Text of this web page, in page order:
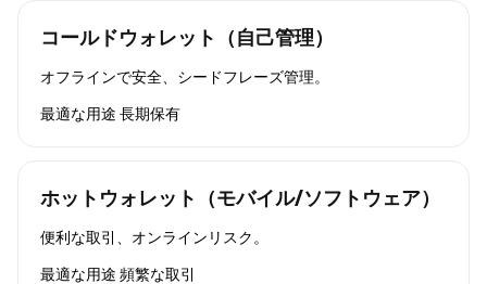
コールドウォレット（自己管理）
オフラインで安全、シードフレーズ管理。
最適な用途 長期保有
ホットウォレット（モバイル/ソフトウェア）
便利な取引、オンラインリスク。
最適な用途 頻繁な取引